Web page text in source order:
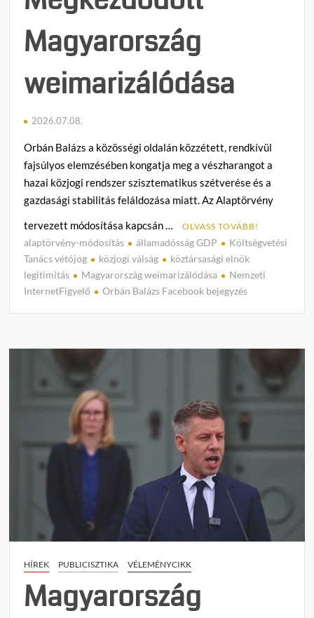
Magyarország
weimarizálódása
2026.07.08.
Orbán Balázs a közösségi oldalán közzétett, rendkívül
fajsúlyos elemzésében kongatja meg a vészharangot a
hazai közjogi rendszer szisztematikus szétverése és a
gazdasági stabilitás feláldozása miatt. Az Alaptörvény
tervezett módosítása kapcsán …
OLVASS TOVÁBB!
alaptörvény-módosítás államadósság GDP
Költségvetési
Tanács vétójog
közjogi válság
köztársasági elnök
legitimitás
Magyarország weimarizálódása
Nemzeti
InternetFigyelő
Orbán Balázs Facebook bejegyzés
t
on
HÍREK PUBLICISZTIKA VÉLEMÉNYCIKK
Magyarország